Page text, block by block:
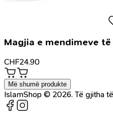
Magjia e mendimeve të
CHF24.90
Më shumë produkte
IslamShop © 2026. Të gjitha